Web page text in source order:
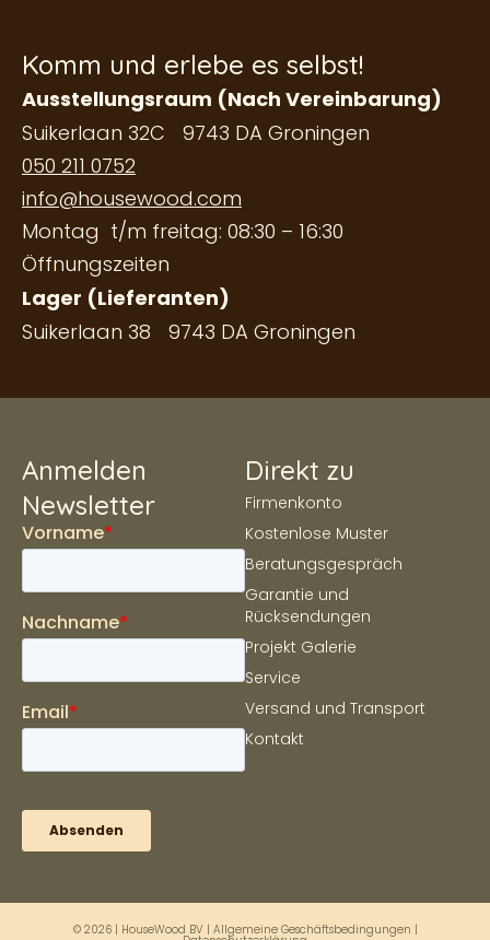
Komm und erlebe es selbst!
Ausstellungsraum (Nach Vereinbarung)
Suikerlaan 32C 9743 DA Groningen
050 211 0752
info@housewood.com
Montag t/m freitag: 08:30 – 16:30
Öffnungszeiten
Lager (Lieferanten)
Suikerlaan 38 9743 DA Groningen
Anmelden
Newsletter
Direkt zu
Firmenkonto
Kostenlose Muster
Beratungsgespräch
Garantie und
Rücksendungen
Projekt Galerie
Service
Versand und Transport
Kontakt
© 2026 | HouseWood BV | Allgemeine Geschäftsbedingungen |